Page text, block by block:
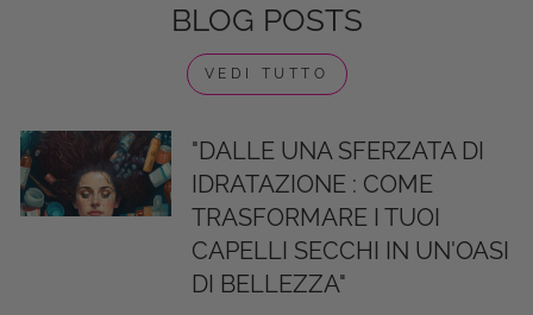
BLOG POSTS
VEDI TUTTO
"DALLE UNA SFERZATA DI
IDRATAZIONE : COME
TRASFORMARE I TUOI
CAPELLI SECCHI IN UN'OASI
DI BELLEZZA"